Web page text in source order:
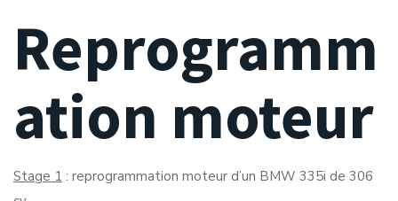
Reprogramm
ation moteur
Stage 1 : reprogrammation moteur d’un BMW 335i de 306